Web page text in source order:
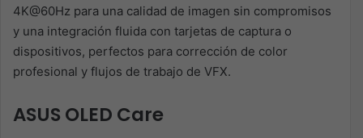
4K@60Hz para una calidad de imagen sin compromisos
y una integración fluida con tarjetas de captura o
dispositivos, perfectos para corrección de color
profesional y flujos de trabajo de VFX.
ASUS OLED Care